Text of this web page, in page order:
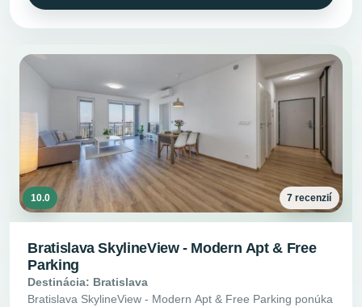
10.0 7 recenzií
Bratislava SkylineView - Modern Apt & Free
Parking
Destinácia: Bratislava
Bratislava SkylineView - Modern Apt & Free Parking ponúka